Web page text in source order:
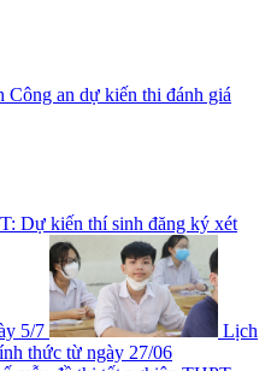
Công an dự kiến thi đánh giá
Dự kiến thí sinh đăng ký xét
5/7
Lịch
thức từ ngày 27/06